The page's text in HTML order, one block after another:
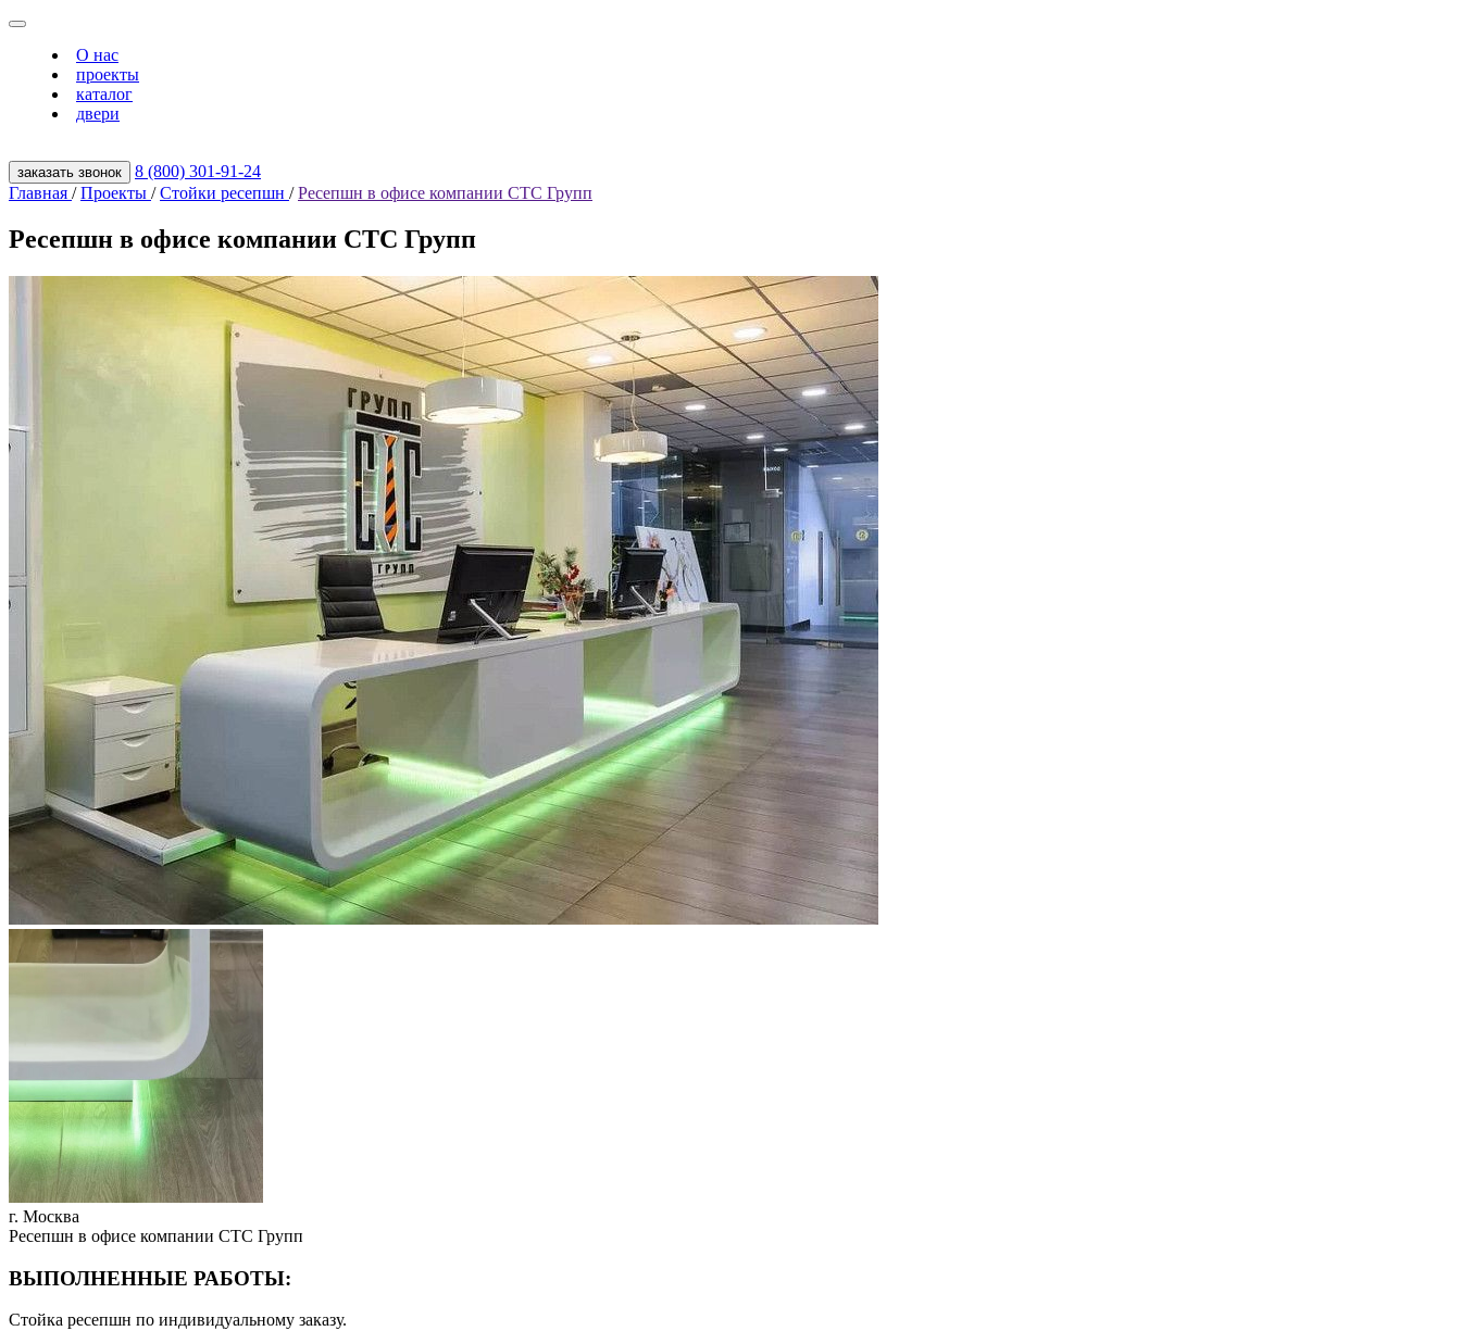
О нас
проекты
каталог
двери
заказать звонок
8 (800) 301‑91‑24
Главная / Проекты / Стойки ресепшн / Ресепшн в офисе компании СТС Групп
Ресепшн в офисе компании СТС Групп
г. Москва
Ресепшн в офисе компании СТС Групп
ВЫПОЛНЕННЫЕ РАБОТЫ:
Стойка ресепшн по индивидуальному заказу.